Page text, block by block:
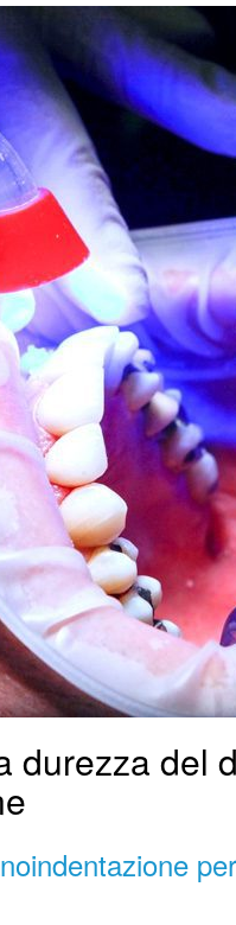
durezza del